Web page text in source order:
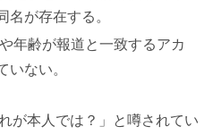
名が存在する。
年齢が報道と一致するアカ
いない。
が本人では？」と噂されてい